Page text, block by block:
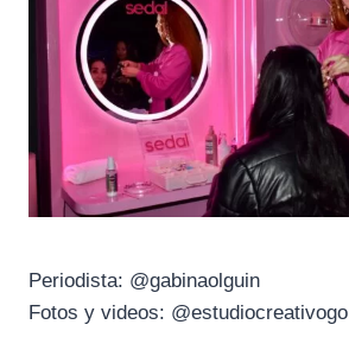
Periodista: @gabinaolguin
Fotos y videos: @estudiocreativogo